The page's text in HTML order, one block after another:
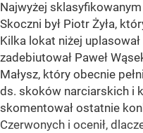
Najwyżej
Skoczni był Piotr Żyła,
Kilka lokat niżej
zadebiutował Paweł
Małysz, który obecnie
ds. skoków narciarskich i
skomentował ostatnie
Czerwonych i ocenił,